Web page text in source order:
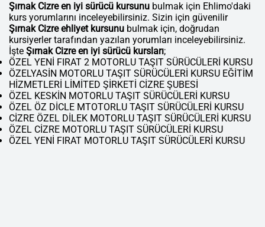
Şırnak Cizre en iyi sürücü kursunu bulmak için Ehlimo'daki
kurs yorumlarını inceleyebilirsiniz. Sizin için güvenilir
Şırnak Cizre ehliyet kursunu bulmak için, doğrudan
kursiyerler tarafından yazılan yorumları inceleyebilirsiniz.
İşte Şırnak Cizre en iyi sürücü kursları;
ÖZEL YENİ FIRAT 2 MOTORLU TAŞIT SÜRÜCÜLERİ KURSU
ÖZELYASİN MOTORLU TAŞIT SÜRÜCÜLERİ KURSU EĞİTİM
HİZMETLERİ LİMİTED ŞİRKETİ CİZRE ŞUBESİ
ÖZEL KESKİN MOTORLU TAŞIT SÜRÜCÜLERİ KURSU
ÖZEL ÖZ DİCLE MTOTORLU TAŞIT SÜRÜCÜLERİ KURSU
CİZRE ÖZEL DİLEK MOTORLU TAŞIT SÜRÜCÜLERİ KURSU
ÖZEL CİZRE MOTORLU TAŞIT SÜRÜCÜLERİ KURSU
ÖZEL YENİ FIRAT MOTORLU TAŞIT SÜRÜCÜLERİ KURSU